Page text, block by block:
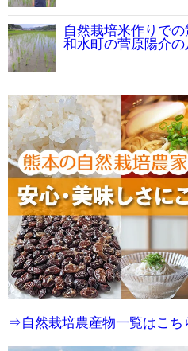
自然栽培米作りで
和水町の菅原陽介の
⇒自然栽培農産物一覧はこち